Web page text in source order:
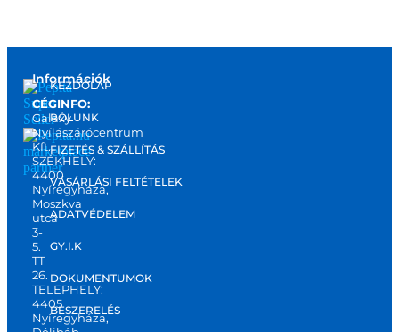
marketplace
partner
Információk
CÉGINFO:
Galaxy
Nyílászárócentrum
Kft.
SZÉKHELY:
4400
Nyíregyháza,
Moszkva
utca
3-
5.
TT
26.
TELEPHELY:
4405
Nyíregyháza,
KEZDŐLAP
RÓLUNK
FIZETÉS & SZÁLLÍTÁS
VÁSÁRLÁSI FELTÉTELEK
ADATVÉDELEM
GY.I.K
DOKUMENTUMOK
BESZERELÉS